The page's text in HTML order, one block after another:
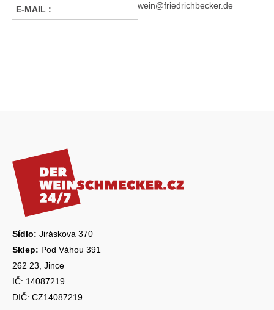
E-MAIL : wein@friedrichbecker.de
Sídlo: Jiráskova 370
Sklep: Pod Váhou 391
262 23, Jince
IČ: 14087219
DIČ: CZ14087219